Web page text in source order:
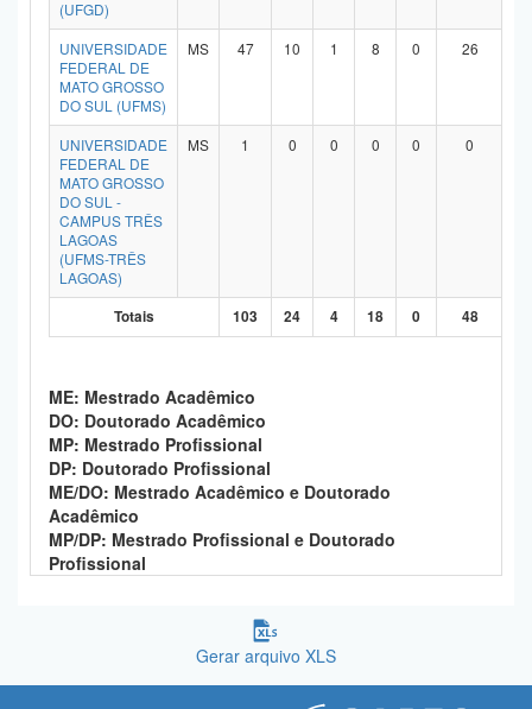
(UFGD)
UNIVERSIDADE
FEDERAL DE
MATO GROSSO
DO SUL (UFMS)
MS 47 10 1 8 0 26
UNIVERSIDADE
FEDERAL DE
MATO GROSSO
DO SUL -
CAMPUS TRÊS
LAGOAS
(UFMS-TRÊS
LAGOAS)
MS 1 0 0 0 0 0
Totais 103 24 4 18 0 48
ME: Mestrado Acadêmico
DO: Doutorado Acadêmico
MP: Mestrado Profissional
DP: Doutorado Profissional
ME/DO: Mestrado Acadêmico e Doutorado
Acadêmico
MP/DP: Mestrado Profissional e Doutorado
Profissional
Gerar arquivo XLS